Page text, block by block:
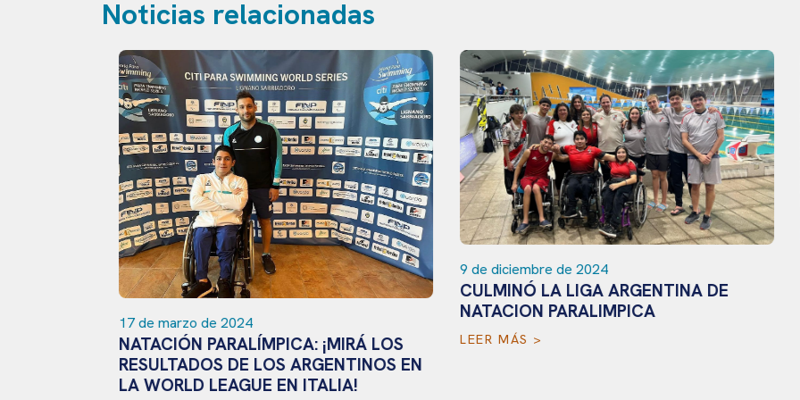
Noticias relacionadas
17 de marzo de 2024
NATACIÓN PARALÍMPICA: ¡MIRÁ LOS
RESULTADOS DE LOS ARGENTINOS EN
LA WORLD LEAGUE EN ITALIA!
9 de diciembre de 2024
CULMINÓ LA LIGA ARGENTINA DE
NATACION PARALIMPICA
LEER MÁS >